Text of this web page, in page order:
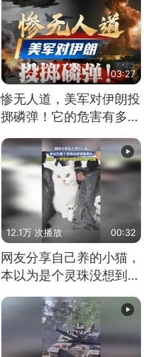
03:27
惨无人道，美军对伊朗投
掷磷弹！它的危害有多
大？
12.1万 次播放 00:32
网友分享自己养的小猫，
本以为是个灵珠没想到是